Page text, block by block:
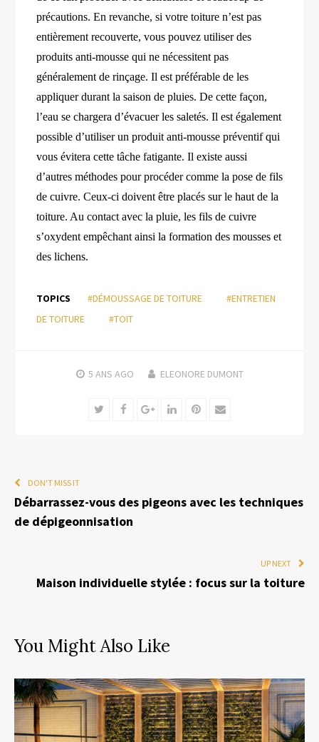
précautions. En revanche, si votre toiture n’est pas
entièrement recouverte, vous pouvez utiliser des
produits anti-mousse qui ne nécessitent pas
généralement de rinçage. Il est préférable de les
appliquer durant la saison de pluies. De cette façon,
l’eau se chargera d’évacuer les saletés. Il est également
possible d’utiliser un produit anti-mousse préventif qui
vous évitera cette tâche fatigante. Il existe aussi
d’autres méthodes pour procéder comme la pose de fils
de cuivre. Ceux-ci doivent être placés sur le haut de la
toiture. Au contact avec la pluie, les fils de cuivre
s’oxydent empêchant ainsi la formation des mousses et
des lichens.
TOPICS #DÉMOUSSAGE DE TOITURE
#ENTRETIEN
DE TOITURE
#TOIT
5 ANS AGO ELEONORE DUMONT
TwitterFacebookGoogle+LinkedInPinterest
Email
DON'T MISS IT
Débarrassez-vous des pigeons avec les techniques
de dépigeonnisation
UP NEXT
Maison individuelle stylée : focus sur la toiture
You Might Also Like